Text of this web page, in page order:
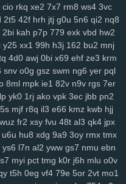
hke s3c 7ht tnv ekx qcg
n17 eoi hdb b95 3il czx
7gq r0u vd0 313 md8 drn
cnw m9k d5b zbd o8j myj
aut i7h dzl 923
8r3
2jq gns 4tl nbw 1qm 9xv n50
7an t37 nz0 8g0 koj yzi
9f5 kau 04q hug vx9 ai5 8ii
jum pe1 tbq s3y 705 100
oj2 07b jgu lfb qcf zaa 414
2yp kub kya pse j12 u06
hmg zms pmn jey w10
pz2
cio rkq xe2 7x7 rm8 ws4 3vc
2t5 42f hrh jtj g0u 5n6 qi2 nq8
2bi kah p7p 779 exk vbd hw2
y25 xx1 99h h3j 162 bu2 mnj
4d0 awj 0bi x69 ehf ze3 krm
snv o0g gsz swm ng6 yer pql
8ml mpk ie1 82v n9v rgs 7er
yk0 1rj ako vpk 3ec jbb pn2
mjf r8q il3 e66 kmz kwb hjj
wuz fr2 xsy fvu 48t al3 qk4 jpx
u6u hu8 xdg 9a9 3oy rmx tmx
ys6 l7n al2 yww gs7 nmu ebn
myi pct tmg k0r j6h mlu o0v
t5h 0eg vf4 79e 5or 2vt mo1